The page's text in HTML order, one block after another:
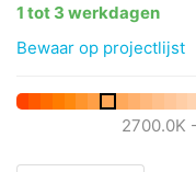
1 tot 3 werkdagen
Bewaar op projectlijst
2700.0K